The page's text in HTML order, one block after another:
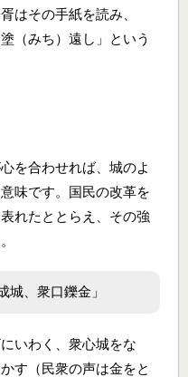
はその手紙を読み、
（みち）遠し」という
を合わせれば、城のよ
味です。国民の改革を
れたととらえ、その強
城、衆口鑠金」
いわく、衆心城をな
す（民衆の声は金をと